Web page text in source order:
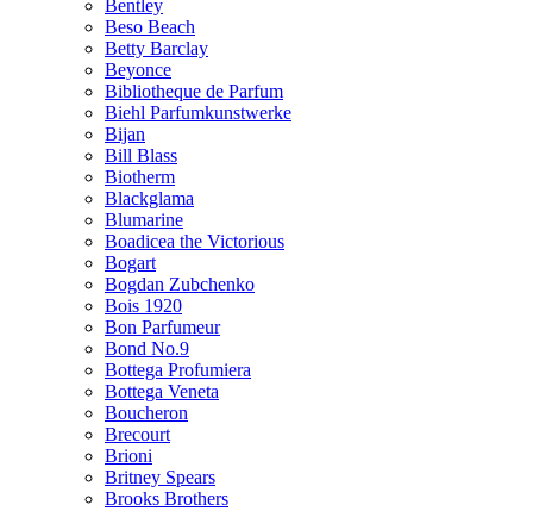
Bentley
Beso Beach
Betty Barclay
Beyonce
Bibliotheque de Parfum
Biehl Parfumkunstwerke
Bijan
Bill Blass
Biotherm
Blackglama
Blumarine
Boadicea the Victorious
Bogart
Bogdan Zubchenko
Bois 1920
Bon Parfumeur
Bond No.9
Bottega Profumiera
Bottega Veneta
Boucheron
Brecourt
Brioni
Britney Spears
Brooks Brothers